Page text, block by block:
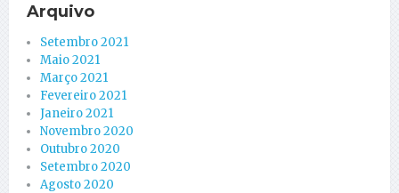
Arquivo
Setembro 2021
Maio 2021
Março 2021
Fevereiro 2021
Janeiro 2021
Novembro 2020
Outubro 2020
Setembro 2020
Agosto 2020